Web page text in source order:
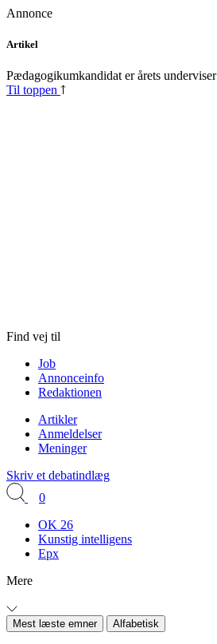
Annonce
Skip
content
Artikel
Pædagogikumkandidat er årets underviser
Til toppen
Find vej til
Job
Annonceinfo
Redaktionen
Artikler
Anmeldelser
Meninger
Skriv et debatindlæg
0
OK 26
Kunstig intelligens
Epx
Mere
Mest læste emner Alfabetisk